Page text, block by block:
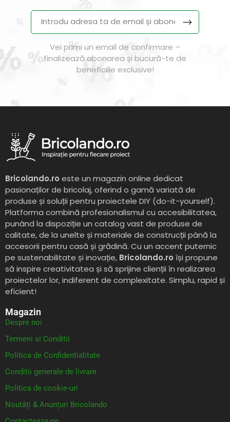
Vei primi un email de confirmare –
finalizează abonarea și bucură-te de
beneficiile exclusive!
Bricolando.ro este un magazin online dedicat
pasionaților de bricolaj, oferind o gamă variată de
produse și soluții pentru proiectele DIY (do-it-yourself).
Platforma combină profesionalismul cu accesibilitatea,
punând la dispoziție un catalog vast de produse de
calitate, de la unelte și materiale de construcții până la
accesorii pentru casă și grădină. Cu un accent puternic
pe sustenabilitate și inovație, Bricolando.ro își propune
să inspire creativitatea și să sprijine clienții în realizarea
proiectelor lor, indiferent de complexitate. Simplu, rapid și
eficient!
Magazin
Despre noi
Termeni si Conditii
Politica de Confidentialitate
Conditii generale de livrare
Politica de cookie-uri
Noutăți & Anunțuri Bricolando